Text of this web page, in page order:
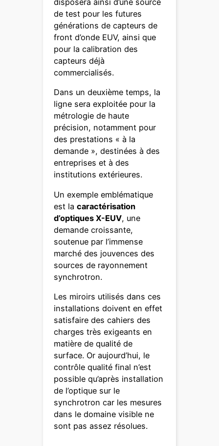
disposera ainsi d’une source
de test pour les futures
générations de capteurs de
front d’onde EUV, ainsi que
pour la calibration des
capteurs déjà
commercialisés.
Dans un deuxième temps, la
ligne sera exploitée pour la
métrologie de haute
précision, notamment pour
des prestations « à la
demande », destinées à des
entreprises et à des
institutions extérieures.
Un exemple emblématique
est lacaractérisation
d’optiques X-EUV, une
demande croissante,
soutenue par l’immense
marché des jouvences des
sources de rayonnement
synchrotron.
Les miroirs utilisés dans ces
installations doivent en effet
satisfaire des cahiers des
charges très exigeants en
matière de qualité de
surface. Or aujourd’hui, le
contrôle qualité final n’est
possible qu’après installation
de l’optique sur le
synchrotron car les mesures
dans le domaine visible ne
sont pas assez résolues.